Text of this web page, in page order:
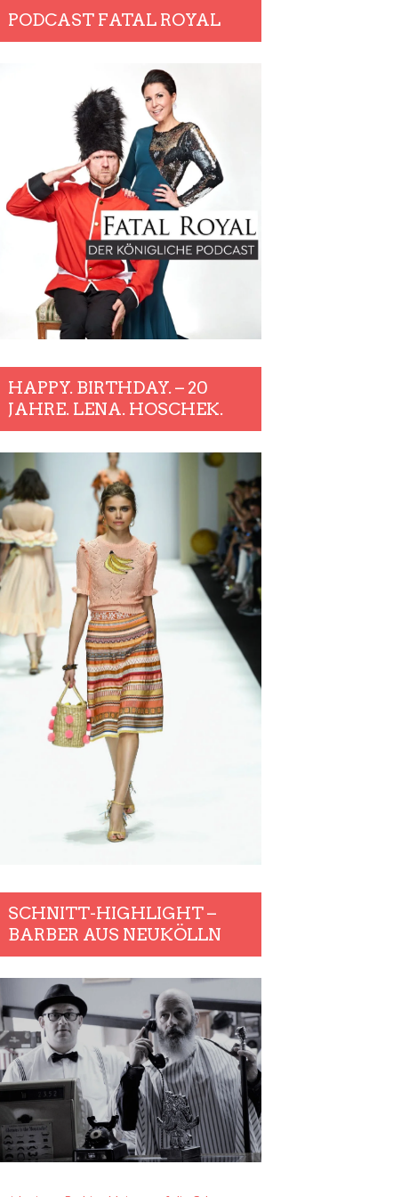
PODCAST FATAL ROYAL
HAPPY. BIRTHDAY. – 20
JAHRE. LENA. HOSCHEK.
SCHNITT-HIGHLIGHT –
BARBER AUS NEUKÖLLN